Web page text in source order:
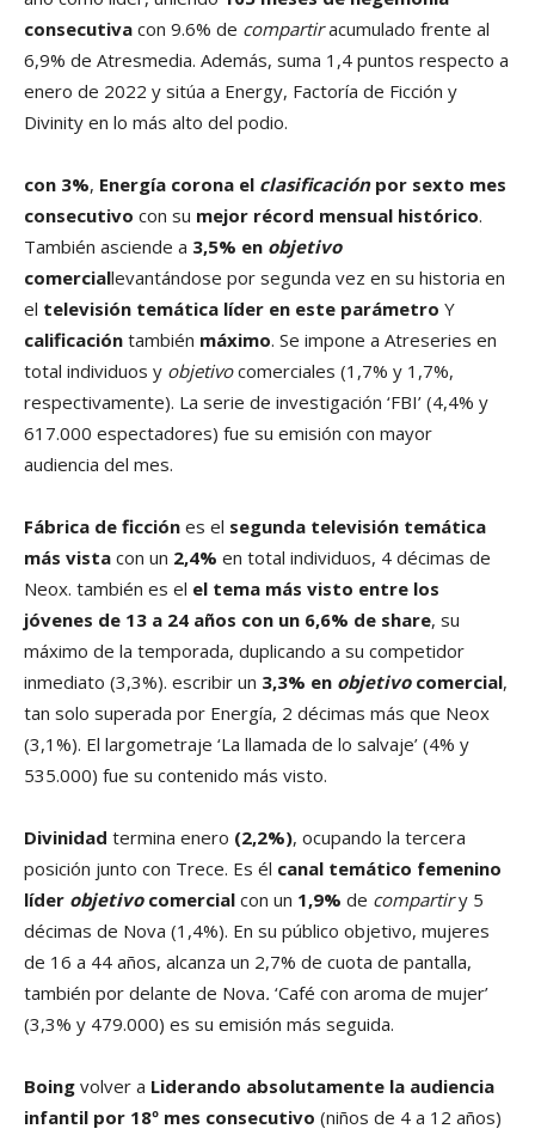
consecutiva con 9.6% de compartiracumulado frente al
6,9% de Atresmedia. Además, suma 1,4 puntos respecto a
enero de 2022 y sitúa a Energy, Factoría de Ficción y
Divinity en lo más alto del podio.
con 3%, Energía corona el clasificaciónpor sexto mes
consecutivo con su mejor récord mensual histórico.
También asciende a 3,5% en objetivo
comerciallevantándose por segunda vez en su historia en
el televisión temática líder en este parámetro Y
calificación también máximo. Se impone a Atreseries en
total individuos y objetivocomerciales (1,7% y 1,7%,
respectivamente). La serie de investigación ‘FBI’ (4,4% y
617.000 espectadores) fue su emisión con mayor
audiencia del mes.
Fábrica de ficción es el segunda televisión temática
más vista con un 2,4% en total individuos, 4 décimas de
Neox. también es el el tema más visto entre los
jóvenes de 13 a 24 años con un 6,6% de share, su
máximo de la temporada, duplicando a su competidor
inmediato (3,3%). escribir un 3,3% en objetivocomercial,
tan solo superada por Energía, 2 décimas más que Neox
(3,1%). El largometraje ‘La llamada de lo salvaje’ (4% y
535.000) fue su contenido más visto.
Divinidad termina enero (2,2%), ocupando la tercera
posición junto con Trece. Es él canal temático femenino
líder objetivo comercial con un 1,9% de compartiry 5
décimas de Nova (1,4%). En su público objetivo, mujeres
de 16 a 44 años, alcanza un 2,7% de cuota de pantalla,
también por delante de Nova. ‘Café con aroma de mujer’
(3,3% y 479.000) es su emisión más seguida.
Boing volver a Liderando absolutamente la audiencia
infantil por 18º mes consecutivo (niños de 4 a 12 años)